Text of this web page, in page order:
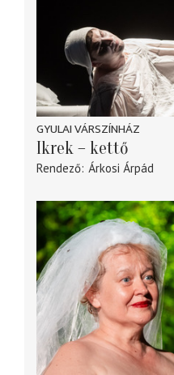
GYULAI VÁRSZÍNHÁZ
Ikrek – kettő
Rendező Árkosi Árpád